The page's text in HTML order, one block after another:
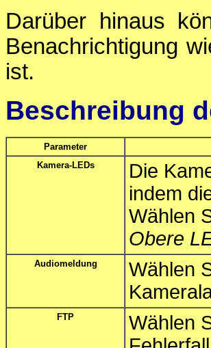
Darüber hinaus
Benachrichtigung
ist.
Beschreibung
Parameter
Kamera-LEDs
Die
indem
Wählen
Obere
Audiomeldung Wählen
FTP Wählen